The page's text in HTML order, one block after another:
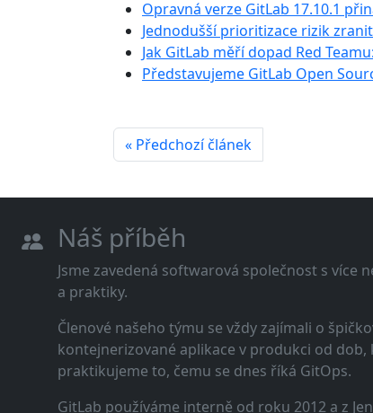
Opravná verze GitLab 17.10.1
Jednodušší prioritizace rizik
Jak GitLab měří dopad Red
Představujeme GitLab Open
« Předchozí článek
Náš příběh
Jsme zavedená softwarová společnost s
a praktiky.
Členové našeho týmu se vždy zajímali o
kontejnerizované aplikace v produkci od
praktikujeme to, čemu se dnes říká GitOps.
GitLab používáme interně od roku 2012 a z